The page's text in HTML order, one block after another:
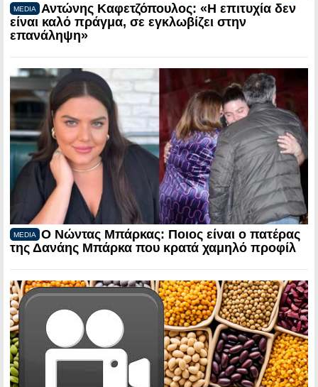
MEDIA
Αντώνης Καφετζόπουλος: «Η επιτυχία δεν
είναι καλό πράγμα, σε εγκλωβίζει στην
επανάληψη»
MEDIA
Ο Νώντας Μπάρκας: Ποιος είναι ο πατέρας
της Δανάης Μπάρκα που κρατά χαμηλό προφίλ